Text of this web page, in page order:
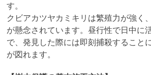
す。
クビアカツヤカミキリは繁殖力が強く
が懸念されています。昼行性で日中に
で、発見した際には即刻捕殺すること
が図れます。